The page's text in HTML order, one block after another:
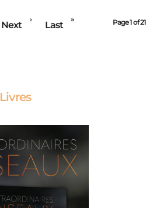
Next
›
Last
» Page 1 of 21
Livres